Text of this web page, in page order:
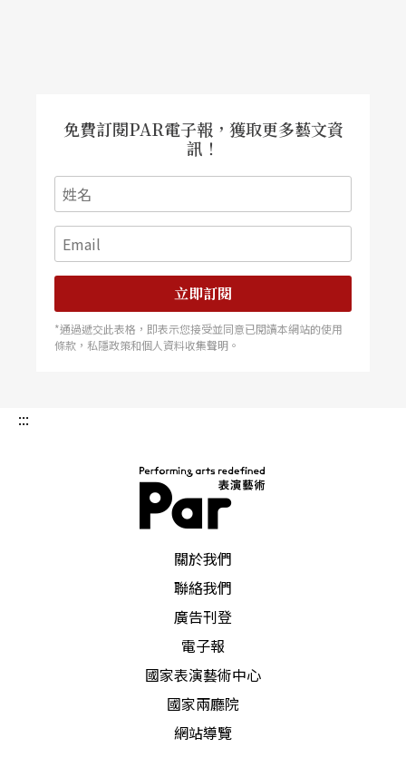
免費訂閱PAR電子報，獲取更多藝文資
訊！
立即訂閱
*通過遞交此表格，即表示您接受並同意已閱讀本網站的使用
條款，私隱政策和個人資料收集聲明。
:::
關於我們
聯絡我們
廣告刊登
電子報
國家表演藝術中心
國家兩廳院
網站導覽